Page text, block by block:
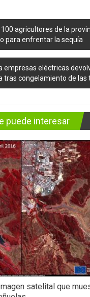
100 agricultores de la
para enfrentar la sequía
empresas eléctricas
tras congelamiento de las
puede interesar
satelital que